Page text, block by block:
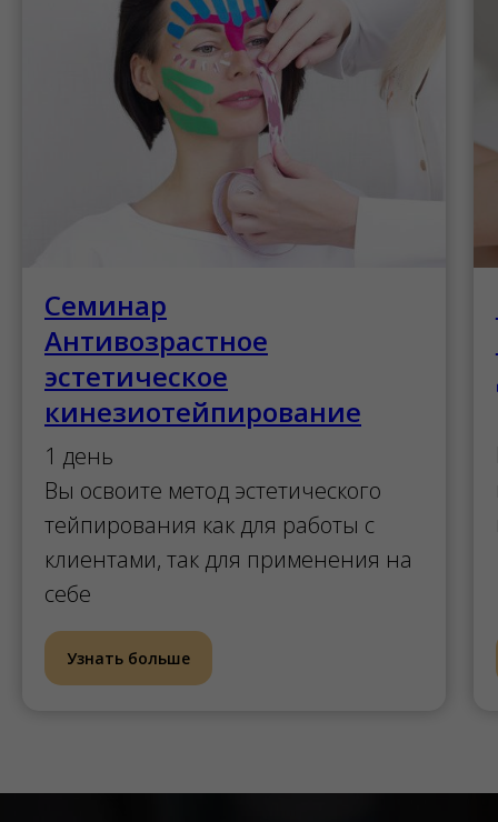
Семинар
Антивозрастное
эстетическое
кинезиотейпирование
1 день
Вы освоите метод эстетического
тейпирования как для работы с
клиентами, так для применения на
себе
Узнать больше